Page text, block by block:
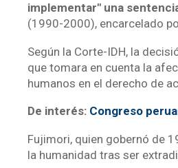
implementar" una
(1990-2000), encarcelado
Según la Corte-IDH, la
que tomara en cuenta la
humanos en el derecho de
De interés: Congreso
Fujimori, quien gobernó de
la humanidad tras ser